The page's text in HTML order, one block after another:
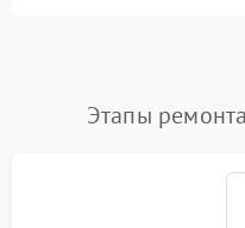
Этапы